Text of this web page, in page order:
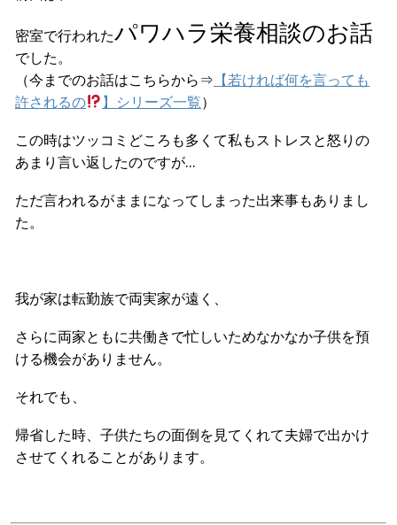
密室で行われたパワハラ栄養相談のお話
でした。
（今までのお話はこちらから⇒ 【若ければ何を言っても
許されるの
】シリーズ一覧）
この時はツッコミどころも多くて私もストレスと怒りの
あまり言い返したのですが…
ただ言われるがままになってしまった出来事もありまし
た。
我が家は転勤族で両実家が遠く、
さらに両家ともに共働きで忙しいためなかなか子供を預
ける機会がありません。
それでも、
帰省した時、子供たちの面倒を見てくれて夫婦で出かけ
させてくれることがあります。